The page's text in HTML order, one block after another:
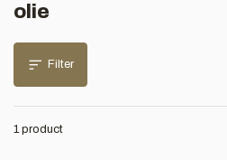
olie
Filter
1 product